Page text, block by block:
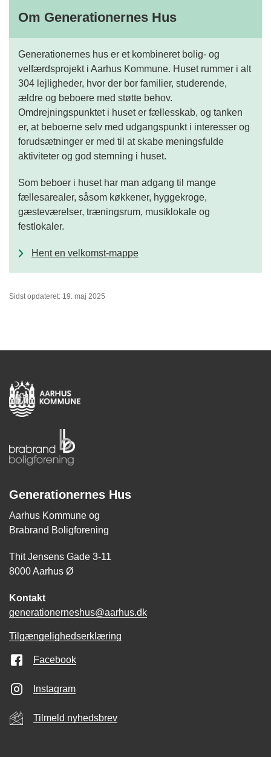
Om Generationernes Hus
Generationernes hus er et kombineret bolig- og
velfærdsprojekt i Aarhus Kommune. Huset rummer i alt
304 lejligheder, hvor der bor familier, studerende,
ældre og beboere med støtte behov.
Omdrejningspunktet i huset er fællesskab, og tanken
er, at beboerne selv med udgangspunkt i interesser og
forudsætninger er med til at skabe meningsfulde
aktiviteter og god stemning i huset.
Som beboer i huset har man adgang til mange
fællesarealer, såsom køkkener, hyggekroge,
gæsteværelser, træningsrum, musiklokale og
festlokaler.
Hent en velkomst-mappe
Sidst opdateret: 19. maj 2025
Generationernes Hus
Aarhus Kommune og
Brabrand Boligforening
Thit Jensens Gade 3-11
8000 Aarhus Ø
Kontakt
generationerneshus@aarhus.dk
Tilgængelighedserklæring
Facebook
Instagram
Tilmeld nyhedsbrev